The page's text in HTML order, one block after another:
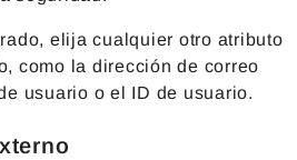
elija cualquier otro atributo
como la dirección de correo
usuario o el ID de usuario.